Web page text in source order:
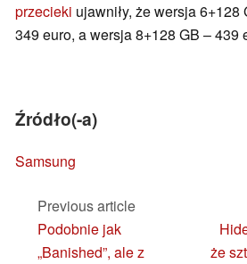
przecieki ujawniły, że wersja
349 euro, a wersja 8+128 GB – 439
Źródło(-a)
Samsung
Previous article
Podobnie jak
„Banished”, ale z
że